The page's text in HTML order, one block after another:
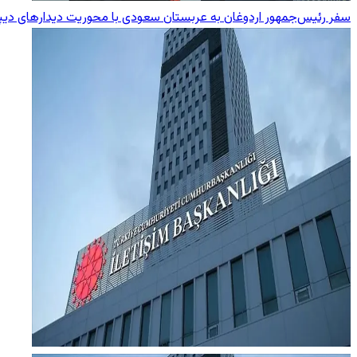
سفر رئیس‌جمهور اردوغان به عربستان سعودی با محوریت دیدارهای